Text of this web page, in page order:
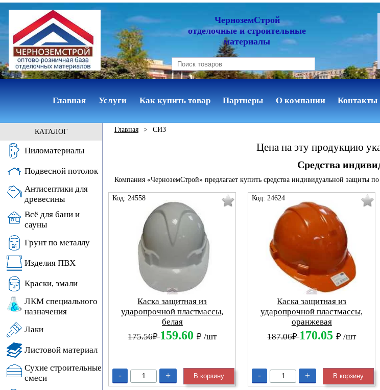
ЧерноземСтрой
отделочные и строительные
материалы
Главная Услуги Как купить товар Партнеры О компании Контакты
КАТАЛОГ
Пиломатериалы
Подвесной потолок
Антисептики для
древесины
Всё для бани и
сауны
Грунт по металлу
Изделия ПВХ
Краски, эмали
ЛКМ специального
назначения
Лаки
Листовой материал
Сухие строительные
смеси
Главная > СИЗ
Цена на эту продукцию
Средства
Компания «ЧерноземСтрой» предлагает купить средства индивидуальной защиты
Код: 24558
Каска защитная из
ударопрочной пластмассы,
белая
175.56₽159.60₽/шт
- + В корзину
Код: 24624
Каска защитная из
ударопрочной пластмассы,
оранжевая
187.06₽170.05₽/шт
- + В корзину